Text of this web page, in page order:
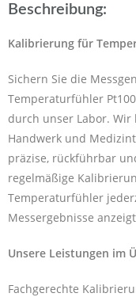
Beschreibung:
Kalibrierung für
Sichern Sie die
Temperaturfühler
durch unser Labor.
Handwerk und
präzise, rückführbar
regelmäßige
Temperaturfühler
Messergebnisse
Unsere Leistungen im
Fachgerechte